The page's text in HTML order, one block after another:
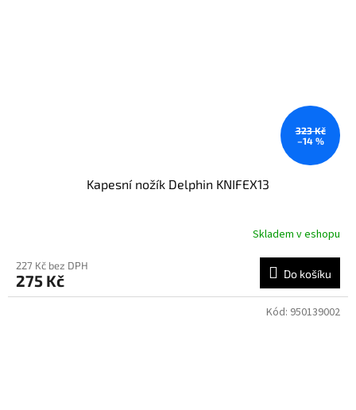
323 Kč
–14 %
Kapesní nožík Delphin KNIFEX13
Skladem v eshopu
227 Kč bez DPH
275 Kč Do košíku
Kód: 950139002